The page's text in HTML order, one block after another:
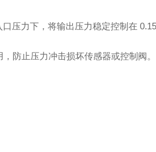
压力下，将输出压力稳定控制在
防止压力冲击损坏传感器或控制阀。